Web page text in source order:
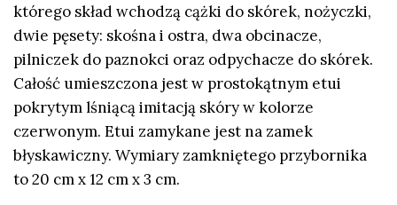
którego skład wchodzą cążki do skórek, nożyczki,
dwie pęsety: skośna i ostra, dwa obcinacze,
pilniczek do paznokci oraz odpychacze do skórek.
Całość umieszczona jest w prostokątnym etui
pokrytym lśniącą imitacją skóry w kolorze
czerwonym. Etui zamykane jest na zamek
błyskawiczny. Wymiary zamkniętego przybornika
to 20 cm x 12 cm x 3 cm.